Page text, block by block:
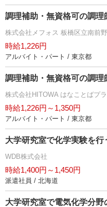
調理補助・無資格可の調理
株式会社メフォス 板橋区立南前
時給1,226円
アルバイト・パート / 東京都
調理補助・無資格可の調理
株式会社HITOWA はなことばプ
時給1,226円～1,350円
アルバイト・パート / 東京都
大学研究室で化学実験を
WDB株式会社
時給1,400円～1,450円
派遣社員 / 北海道
大学研究室で電気化学分